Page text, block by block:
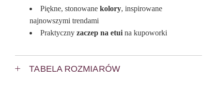
Piękne, stonowane kolory, inspirowane
najnowszymi trendami
Praktycznyzaczep na etui na kupoworki
TABELA ROZMIARÓW